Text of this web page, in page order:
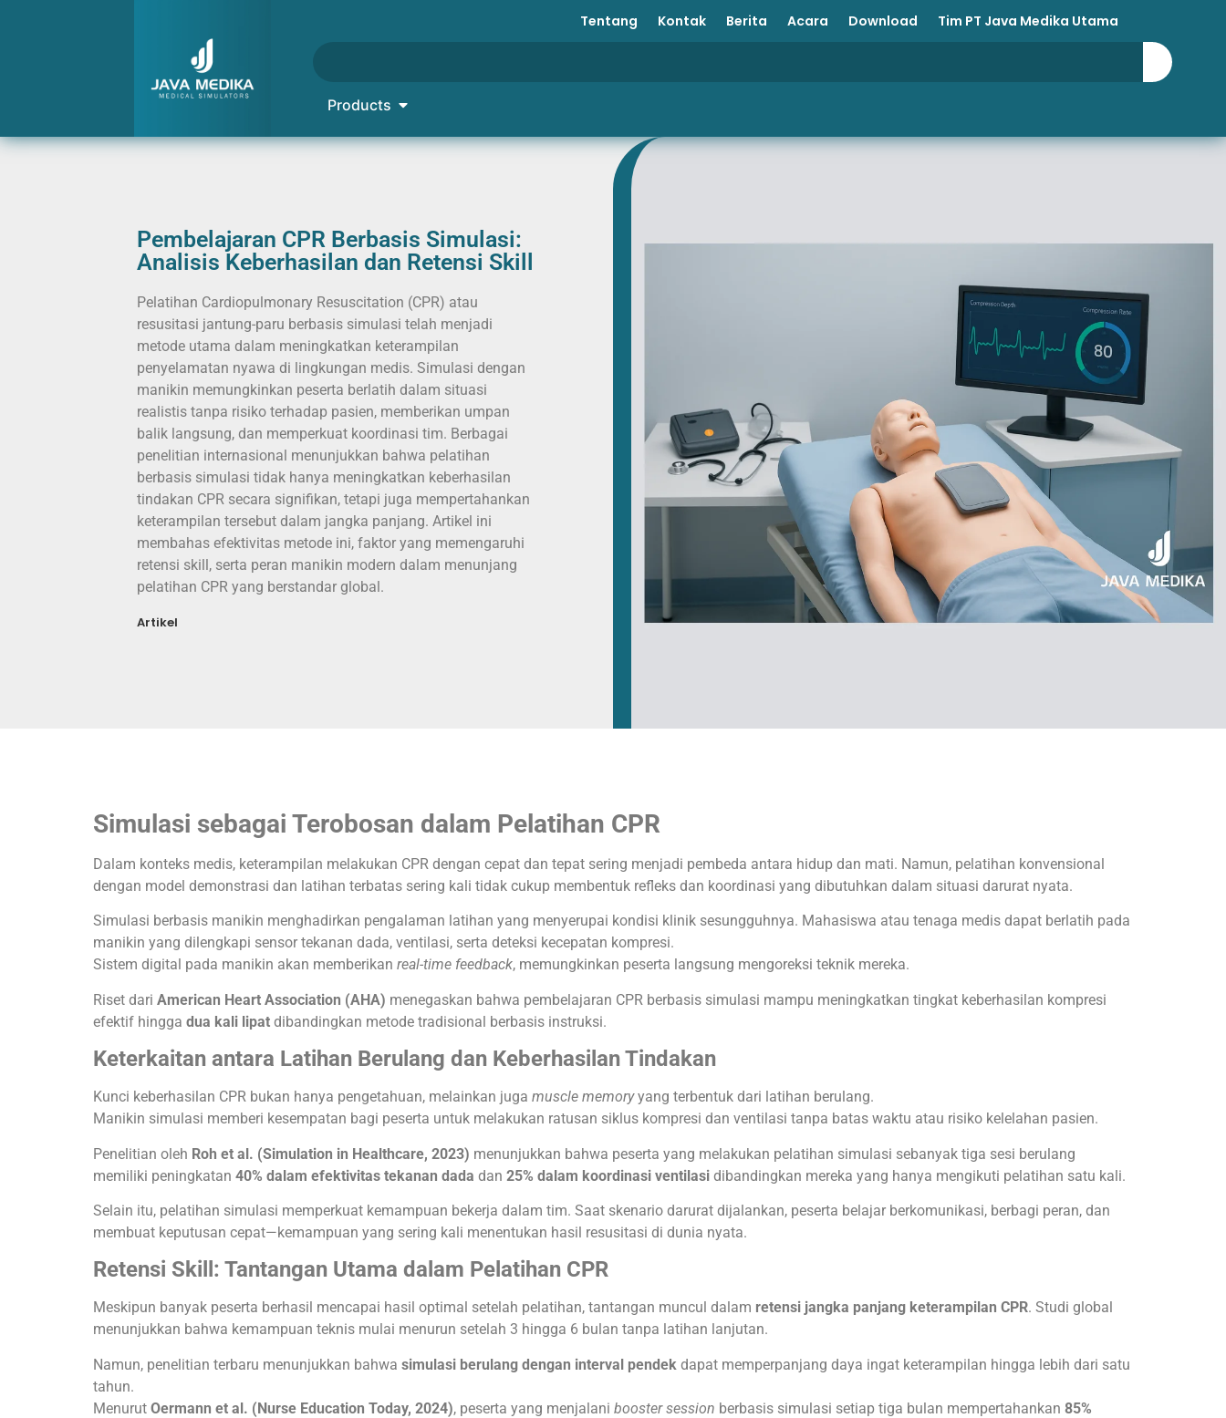
Tentang Kontak Berita Acara Download Tim PT Java Medika Utama
Products
Pembelajaran CPR Berbasis Simulasi:
Analisis Keberhasilan dan Retensi Skill
Pelatihan Cardiopulmonary Resuscitation (CPR) atau
resusitasi jantung-paru berbasis simulasi telah menjadi
metode utama dalam meningkatkan keterampilan
penyelamatan nyawa di lingkungan medis. Simulasi dengan
manikin memungkinkan peserta berlatih dalam situasi
realistis tanpa risiko terhadap pasien, memberikan umpan
balik langsung, dan memperkuat koordinasi tim. Berbagai
penelitian internasional menunjukkan bahwa pelatihan
berbasis simulasi tidak hanya meningkatkan keberhasilan
tindakan CPR secara signifikan, tetapi juga mempertahankan
keterampilan tersebut dalam jangka panjang. Artikel ini
membahas efektivitas metode ini, faktor yang memengaruhi
retensi skill, serta peran manikin modern dalam menunjang
pelatihan CPR yang berstandar global.
Artikel
Simulasi sebagai Terobosan dalam Pelatihan CPR
Dalam konteks medis, keterampilan melakukan CPR dengan cepat dan tepat sering menjadi pembeda antara hidup dan mati. Namun, pelatihan konvensional
dengan model demonstrasi dan latihan terbatas sering kali tidak cukup membentuk refleks dan koordinasi yang dibutuhkan dalam situasi darurat nyata.
Simulasi berbasis manikin menghadirkan pengalaman latihan yang menyerupai kondisi klinik sesungguhnya. Mahasiswa atau tenaga medis dapat berlatih pada
manikin yang dilengkapi sensor tekanan dada, ventilasi, serta deteksi kecepatan kompresi.
Sistem digital pada manikin akan memberikan real-time feedback, memungkinkan peserta langsung mengoreksi teknik mereka.
Riset dari American Heart Association (AHA) menegaskan bahwa pembelajaran CPR berbasis simulasi mampu meningkatkan tingkat keberhasilan kompresi
efektif hingga dua kali lipat dibandingkan metode tradisional berbasis instruksi.
Keterkaitan antara Latihan Berulang dan Keberhasilan Tindakan
Kunci keberhasilan CPR bukan hanya pengetahuan, melainkan juga muscle memoryyang terbentuk dari latihan berulang.
Manikin simulasi memberi kesempatan bagi peserta untuk melakukan ratusan siklus kompresi dan ventilasi tanpa batas waktu atau risiko kelelahan pasien.
Penelitian oleh Roh et al. (Simulation in Healthcare, 2023) menunjukkan bahwa peserta yang melakukan pelatihan simulasi sebanyak tiga sesi berulang
memiliki peningkatan 40% dalam efektivitas tekanan dada dan 25% dalam koordinasi ventilasi dibandingkan mereka yang hanya mengikuti pelatihan satu kali.
Selain itu, pelatihan simulasi memperkuat kemampuan bekerja dalam tim. Saat skenario darurat dijalankan, peserta belajar berkomunikasi, berbagi peran, dan
membuat keputusan cepat—kemampuan yang sering kali menentukan hasil resusitasi di dunia nyata.
Retensi Skill: Tantangan Utama dalam Pelatihan CPR
Meskipun banyak peserta berhasil mencapai hasil optimal setelah pelatihan, tantangan muncul dalam retensi jangka panjang keterampilan CPR. Studi global
menunjukkan bahwa kemampuan teknis mulai menurun setelah 3 hingga 6 bulan tanpa latihan lanjutan.
Namun, penelitian terbaru menunjukkan bahwa simulasi berulang dengan interval pendek dapat memperpanjang daya ingat keterampilan hingga lebih dari satu
tahun.
Menurut Oermann et al. (Nurse Education Today, 2024), peserta yang menjalani booster session berbasis simulasi setiap tiga bulan mempertahankan 85%